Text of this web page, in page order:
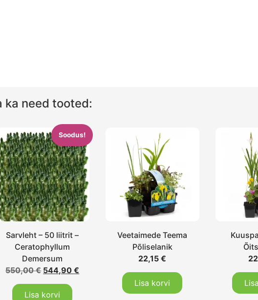
ka need tooted:
Soodus!
Sarvleht – 50 liitrit –
Ceratophyllum
Demersum
550,00€ 544,90€
Lisa korvi
Veetaimede Teema
Põliselanik
22,15€
Lisa korvi